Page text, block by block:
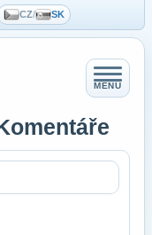
CZ/ SK
MENU